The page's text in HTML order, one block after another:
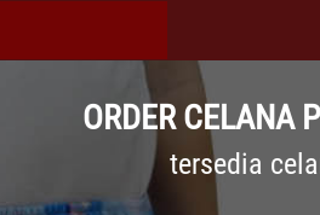
ORDER CELANA
tersedia